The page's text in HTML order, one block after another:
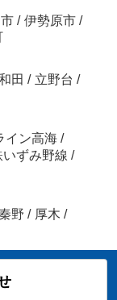
/ 伊勢原市 /
田 / 立野台 /
イン高海 /
いずみ野線 /
秦野 / 厚木 /